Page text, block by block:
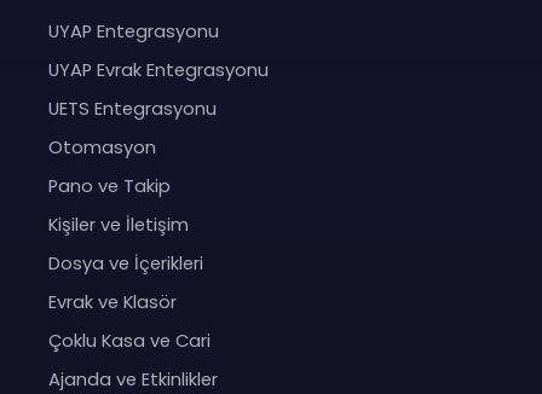
UYAP Entegrasyonu
UYAP Evrak Entegrasyonu
UETS Entegrasyonu
Otomasyon
Pano ve Takip
Kişiler ve İletişim
Dosya ve İçerikleri
Evrak ve Klasör
Çoklu Kasa ve Cari
Ajanda ve Etkinlikler